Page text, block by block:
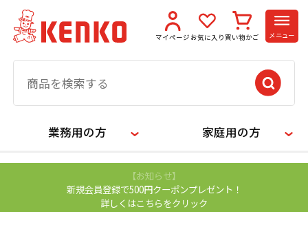
マイページ お気に入り 買い物かご メニュー
業務用の方 家庭用の方
【お知らせ】
新規会員登録で500円クーポンプレゼント！
詳しくはこちらをクリック